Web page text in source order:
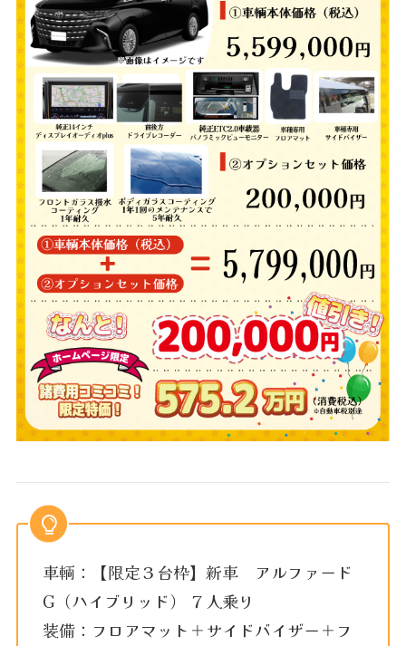
車輌：【限定３台枠】新車 アルファード
G（ハイブリッド） ７人乗り
装備：フロアマット＋サイドバイザー＋フ